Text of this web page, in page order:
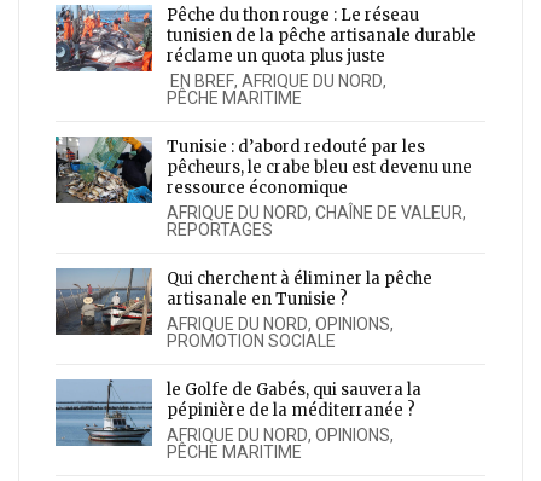
Pêche du thon rouge : Le réseau
tunisien de la pêche artisanale durable
réclame un quota plus juste
EN BREF, AFRIQUE DU NORD,
PÊCHE MARITIME
Tunisie : d’abord redouté par les
pêcheurs, le crabe bleu est devenu une
ressource économique
AFRIQUE DU NORD, CHAÎNE DE VALEUR,
REPORTAGES
Qui cherchent à éliminer la pêche
artisanale en Tunisie ?
AFRIQUE DU NORD, OPINIONS,
PROMOTION SOCIALE
le Golfe de Gabés, qui sauvera la
pépinière de la méditerranée ?
AFRIQUE DU NORD, OPINIONS,
PÊCHE MARITIME